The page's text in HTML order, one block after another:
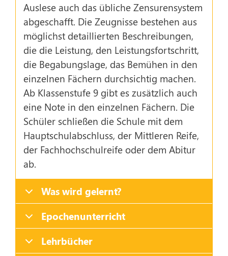
Auslese auch das übliche Zensurensystem
abgeschafft. Die Zeugnisse bestehen aus
möglichst detaillierten Beschreibungen,
die die Leistung, den Leistungsfortschritt,
die Begabungslage, das Bemühen in den
einzelnen Fächern durchsichtig machen.
Ab Klassenstufe 9 gibt es zusätzlich auch
eine Note in den einzelnen Fächern. Die
Schüler schließen die Schule mit dem
Hauptschulabschluss, der Mittleren Reife,
der Fachhochschulreife oder dem Abitur
ab.
Was wird gelernt?
Epochenunterricht
Lehrbücher